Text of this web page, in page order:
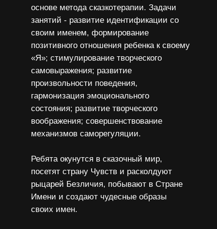
основе метода сказкотерапии. Задачи
занятий - развитие идентификации со
своим именем, формирование
позитивного отношения ребенка к своему
«Я»; стимулирование творческого
самовыражения; развитие
произвольности поведения,
гармонизация эмоционального
состояния; развитие творческого
воображения; совершенствование
механизмов саморегуляции.
Ребята окунутся в сказочный мир,
посетят страну Чувств и расколдуют
рыцарей Безличия, побывают в Стране
Имени и создают чудесные образы
своих имен.